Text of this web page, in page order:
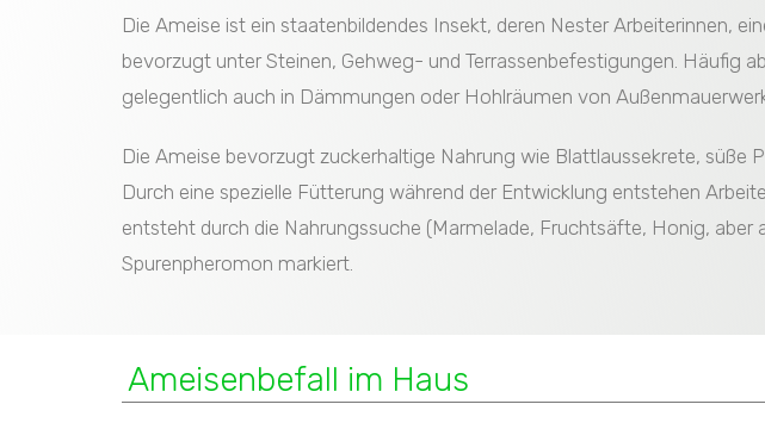
Die Ameise ist ein staatenbildendes Insekt, deren Nester Arbeiterinnen,
bevorzugt unter Steinen, Gehweg- und Terrassenbefestigungen. Häufig
gelegentlich auch in Dämmungen oder Hohlräumen von
Die Ameise bevorzugt zuckerhaltige Nahrung wie Blattlaussekrete, süße
Durch eine spezielle Fütterung während der Entwicklung entstehen
entsteht durch die Nahrungssuche (Marmelade, Fruchtsäfte, Honig,
Spurenpheromon markiert.
Ameisenbefall im Haus